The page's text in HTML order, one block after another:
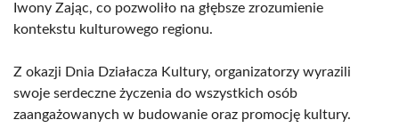
Iwony Zając, co pozwoliło na głębsze zrozumienie
kontekstu kulturowego regionu.
Z okazji Dnia Działacza Kultury, organizatorzy wyrazili
swoje serdeczne życzenia do wszystkich osób
zaangażowanych w budowanie oraz promocję kultury.